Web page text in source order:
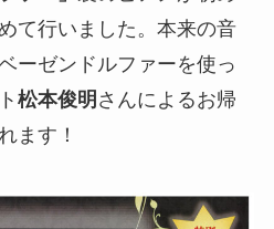
て行いました。本来の音
ーゼンドルファーを使っ
松本俊明 さんによるお帰
ます！